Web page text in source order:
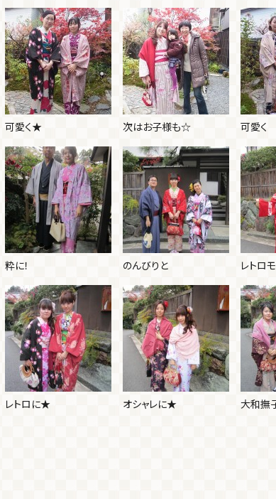
可愛く★ 次はお子様も☆ 可愛く
粋に！ のんびりと レトロ
レトロに★ オシャレに★ 大和撫